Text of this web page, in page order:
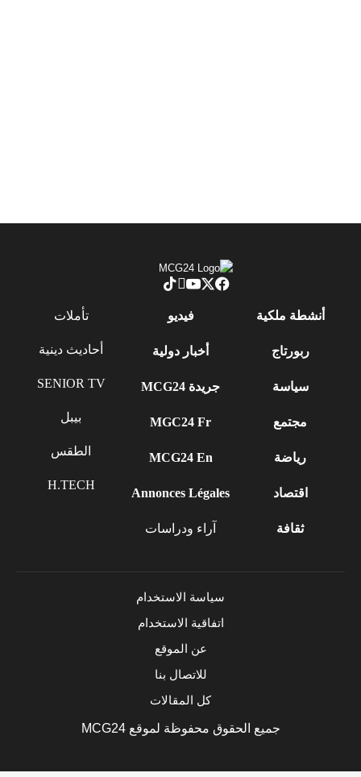
أنشطة ملكية
ربورتاج
سياسة
مجتمع
رياضة
اقتصاد
ثقافة
فيديو
أخبار دولية
جريدة MCG24
MGC24 Fr
MCG24 En
Annonces Légales
آراء ودراسات
تأملات
أحاديث دينية
SENIOR TV
بيبل
الطقس
H.TECH
سياسة الاستخدام
اتفاقية الاستخدام
عن الموقع
للاتصال بنا
كل المقالات
جميع الحقوق محفوظة لموقع MCG24